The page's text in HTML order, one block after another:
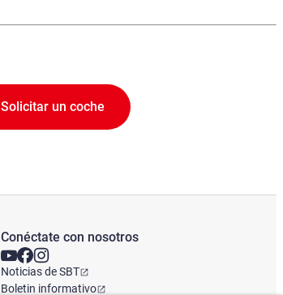
Solicitar un coche
Conéctate con nosotros
Noticias de SBT
Boletin informativo